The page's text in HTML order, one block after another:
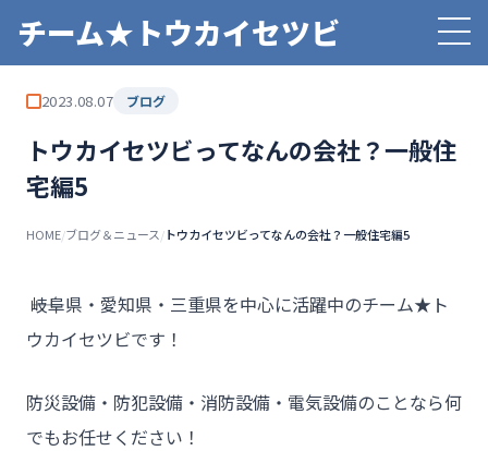
チーム★トウカイセツビ
2023.08.07 ブログ
トウカイセツビってなんの会社？一般住
宅編5
HOME/ブログ＆ニュース/トウカイセツビってなんの会社？一般住宅編5
――岐阜県・愛知県・三重県を中心に活躍中のチーム★ト
ウカイセツビです！
防災設備・防犯設備・消防設備・電気設備のことなら何
でもお任せください！